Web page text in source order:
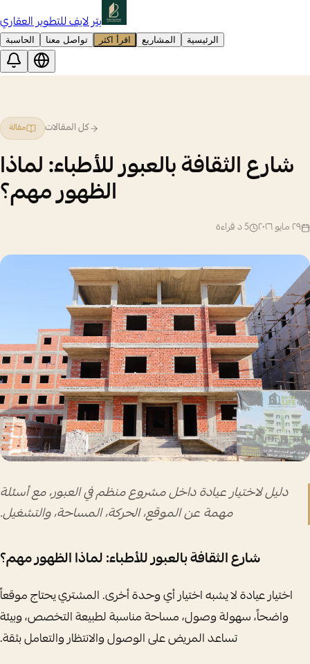
بتر لايف للتطوير العقاري
الرئيسية المشاريع اقرأ اكثر تواصل معنا الحاسبة
كل المقالات مقالة
شارع الثقافة بالعبور للأطباء: لماذا
الظهور مهم؟
٢٩ مايو ٢٠٢٦ 5د قراءة
دليل لاختيار عيادة داخل مشروع منظم في العبور، مع أسئلة
مهمة عن الموقع، الحركة، المساحة، والتشغيل.
شارع الثقافة بالعبور للأطباء: لماذا الظهور مهم؟
اختيار عيادة لا يشبه اختيار أي وحدة أخرى. المشتري يحتاج موقعاً
واضحاً، سهولة وصول، مساحة مناسبة لطبيعة التخصص، وبيئة
تساعد المريض على الوصول والانتظار والتعامل بثقة.